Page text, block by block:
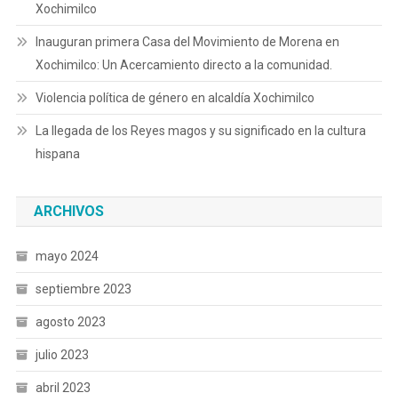
Xochimilco
Inauguran primera Casa del Movimiento de Morena en
Xochimilco: Un Acercamiento directo a la comunidad.
Violencia política de género en alcaldía Xochimilco
La llegada de los Reyes magos y su significado en la cultura
hispana
ARCHIVOS
mayo 2024
septiembre 2023
agosto 2023
julio 2023
abril 2023